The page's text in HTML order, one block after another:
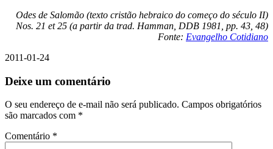
Odes de Salomão (texto cristão hebraico do começo do século II)
Nos. 21 et 25 (a partir da trad. Hamman, DDB 1981, pp. 43, 48)
Fonte: Evangelho Cotidiano
2011-01-24
Deixe um comentário
O seu endereço de e-mail não será publicado. Campos obrigatórios
são marcados com *
Comentário *